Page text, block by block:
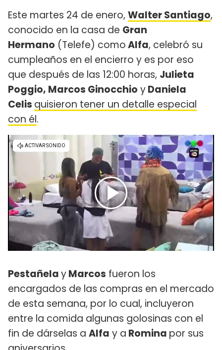
Este martes 24 de enero, Walter Santiago,
conocido en la casa de Gran
Hermano (Telefe) comoAlfa, celebró su
cumpleaños en el encierro y es por eso
que después de las 12:00 horas, Julieta
Poggio, Marcos Ginocchio yDaniela
Celis quisieron tener un detalle especial
con él.
PestañelayMarcos fueron los
encargados de las compras en el mercado
de esta semana, por lo cual, incluyeron
entre la comida algunas golosinas con el
fin de dárselas a Alfa y a Romina por sus